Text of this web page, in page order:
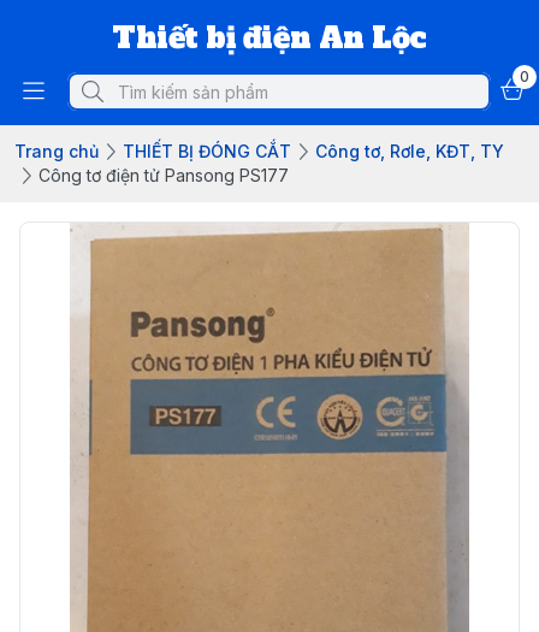
Thiết bị điện An Lộc
0
Trang chủ THIẾT BỊ ĐÓNG CẮT
Công tơ, Rơle, KĐT, TY
Công tơ điện tử Pansong PS177